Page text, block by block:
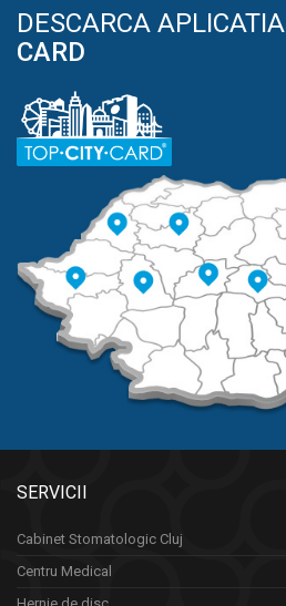
DESCARCA APLICATIA
CARD
SERVICII
Cabinet Stomatologic Cluj
Centru Medical